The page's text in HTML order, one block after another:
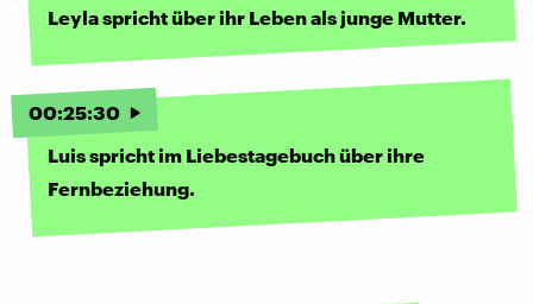
Leyla spricht über ihr Leben als junge Mutter.
00:25:30
Luis spricht im Liebestagebuch über ihre
Fernbeziehung.